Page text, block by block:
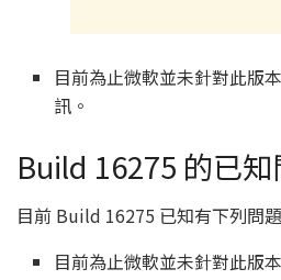
目前為止微軟並未針對此版
訊。
Build 16275 的已知
目前 Build 16275 已知有下列問題
目前為止微軟並未針對此版